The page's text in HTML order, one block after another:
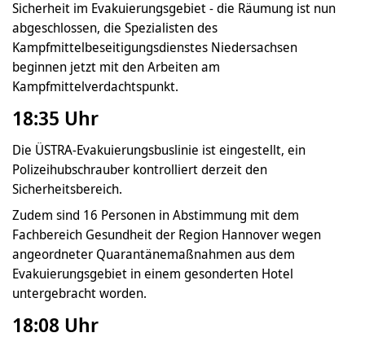
Sicherheit im Evakuierungsgebiet - die Räumung ist nun
abgeschlossen, die Spezialisten des
Kampfmittelbeseitigungsdienstes Niedersachsen
beginnen jetzt mit den Arbeiten am
Kampfmittelverdachtspunkt.
18:35 Uhr
Die ÜSTRA-Evakuierungsbuslinie ist eingestellt, ein
Polizeihubschrauber kontrolliert derzeit den
Sicherheitsbereich.
Zudem sind 16 Personen in Abstimmung mit dem
Fachbereich Gesundheit der Region Hannover wegen
angeordneter Quarantänemaßnahmen aus dem
Evakuierungsgebiet in einem gesonderten Hotel
untergebracht worden.
18:08 Uhr